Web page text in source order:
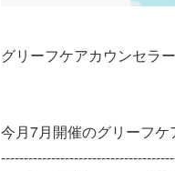
グリーフケアカウンセラ
今月7月開催のグリーフケ